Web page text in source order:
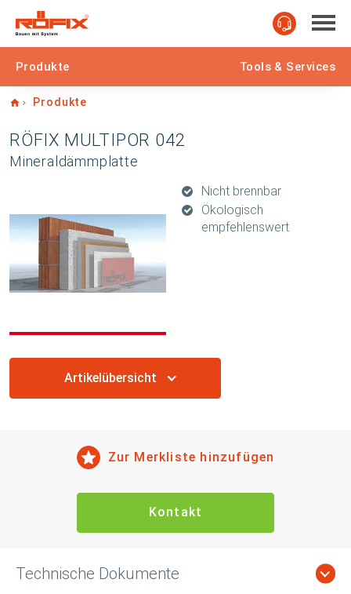
Produkte Tools & Services
Home
Produkte
RÖFIX MULTIPOR 042
Mineraldämmplatte
Nicht brennbar
Ökologisch
empfehlenswert
Artikelübersicht
Zur Merkliste hinzufügen
Kontakt
Technische Dokumente